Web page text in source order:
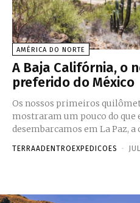
AMÉRICA DO NORTE
A Baja Califórnia, o
preferido do México
Os nossos primeiros
mostraram um pouco do que
desembarcamos em La Paz, a
TERRAADENTROEXPEDICOES -